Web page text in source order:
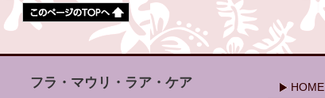
フラ・マウリ・ラア・ケア HOME